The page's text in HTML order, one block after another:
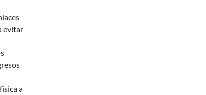
evitar
a